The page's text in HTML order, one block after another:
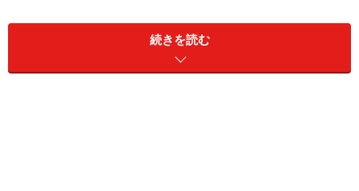
続きを読む